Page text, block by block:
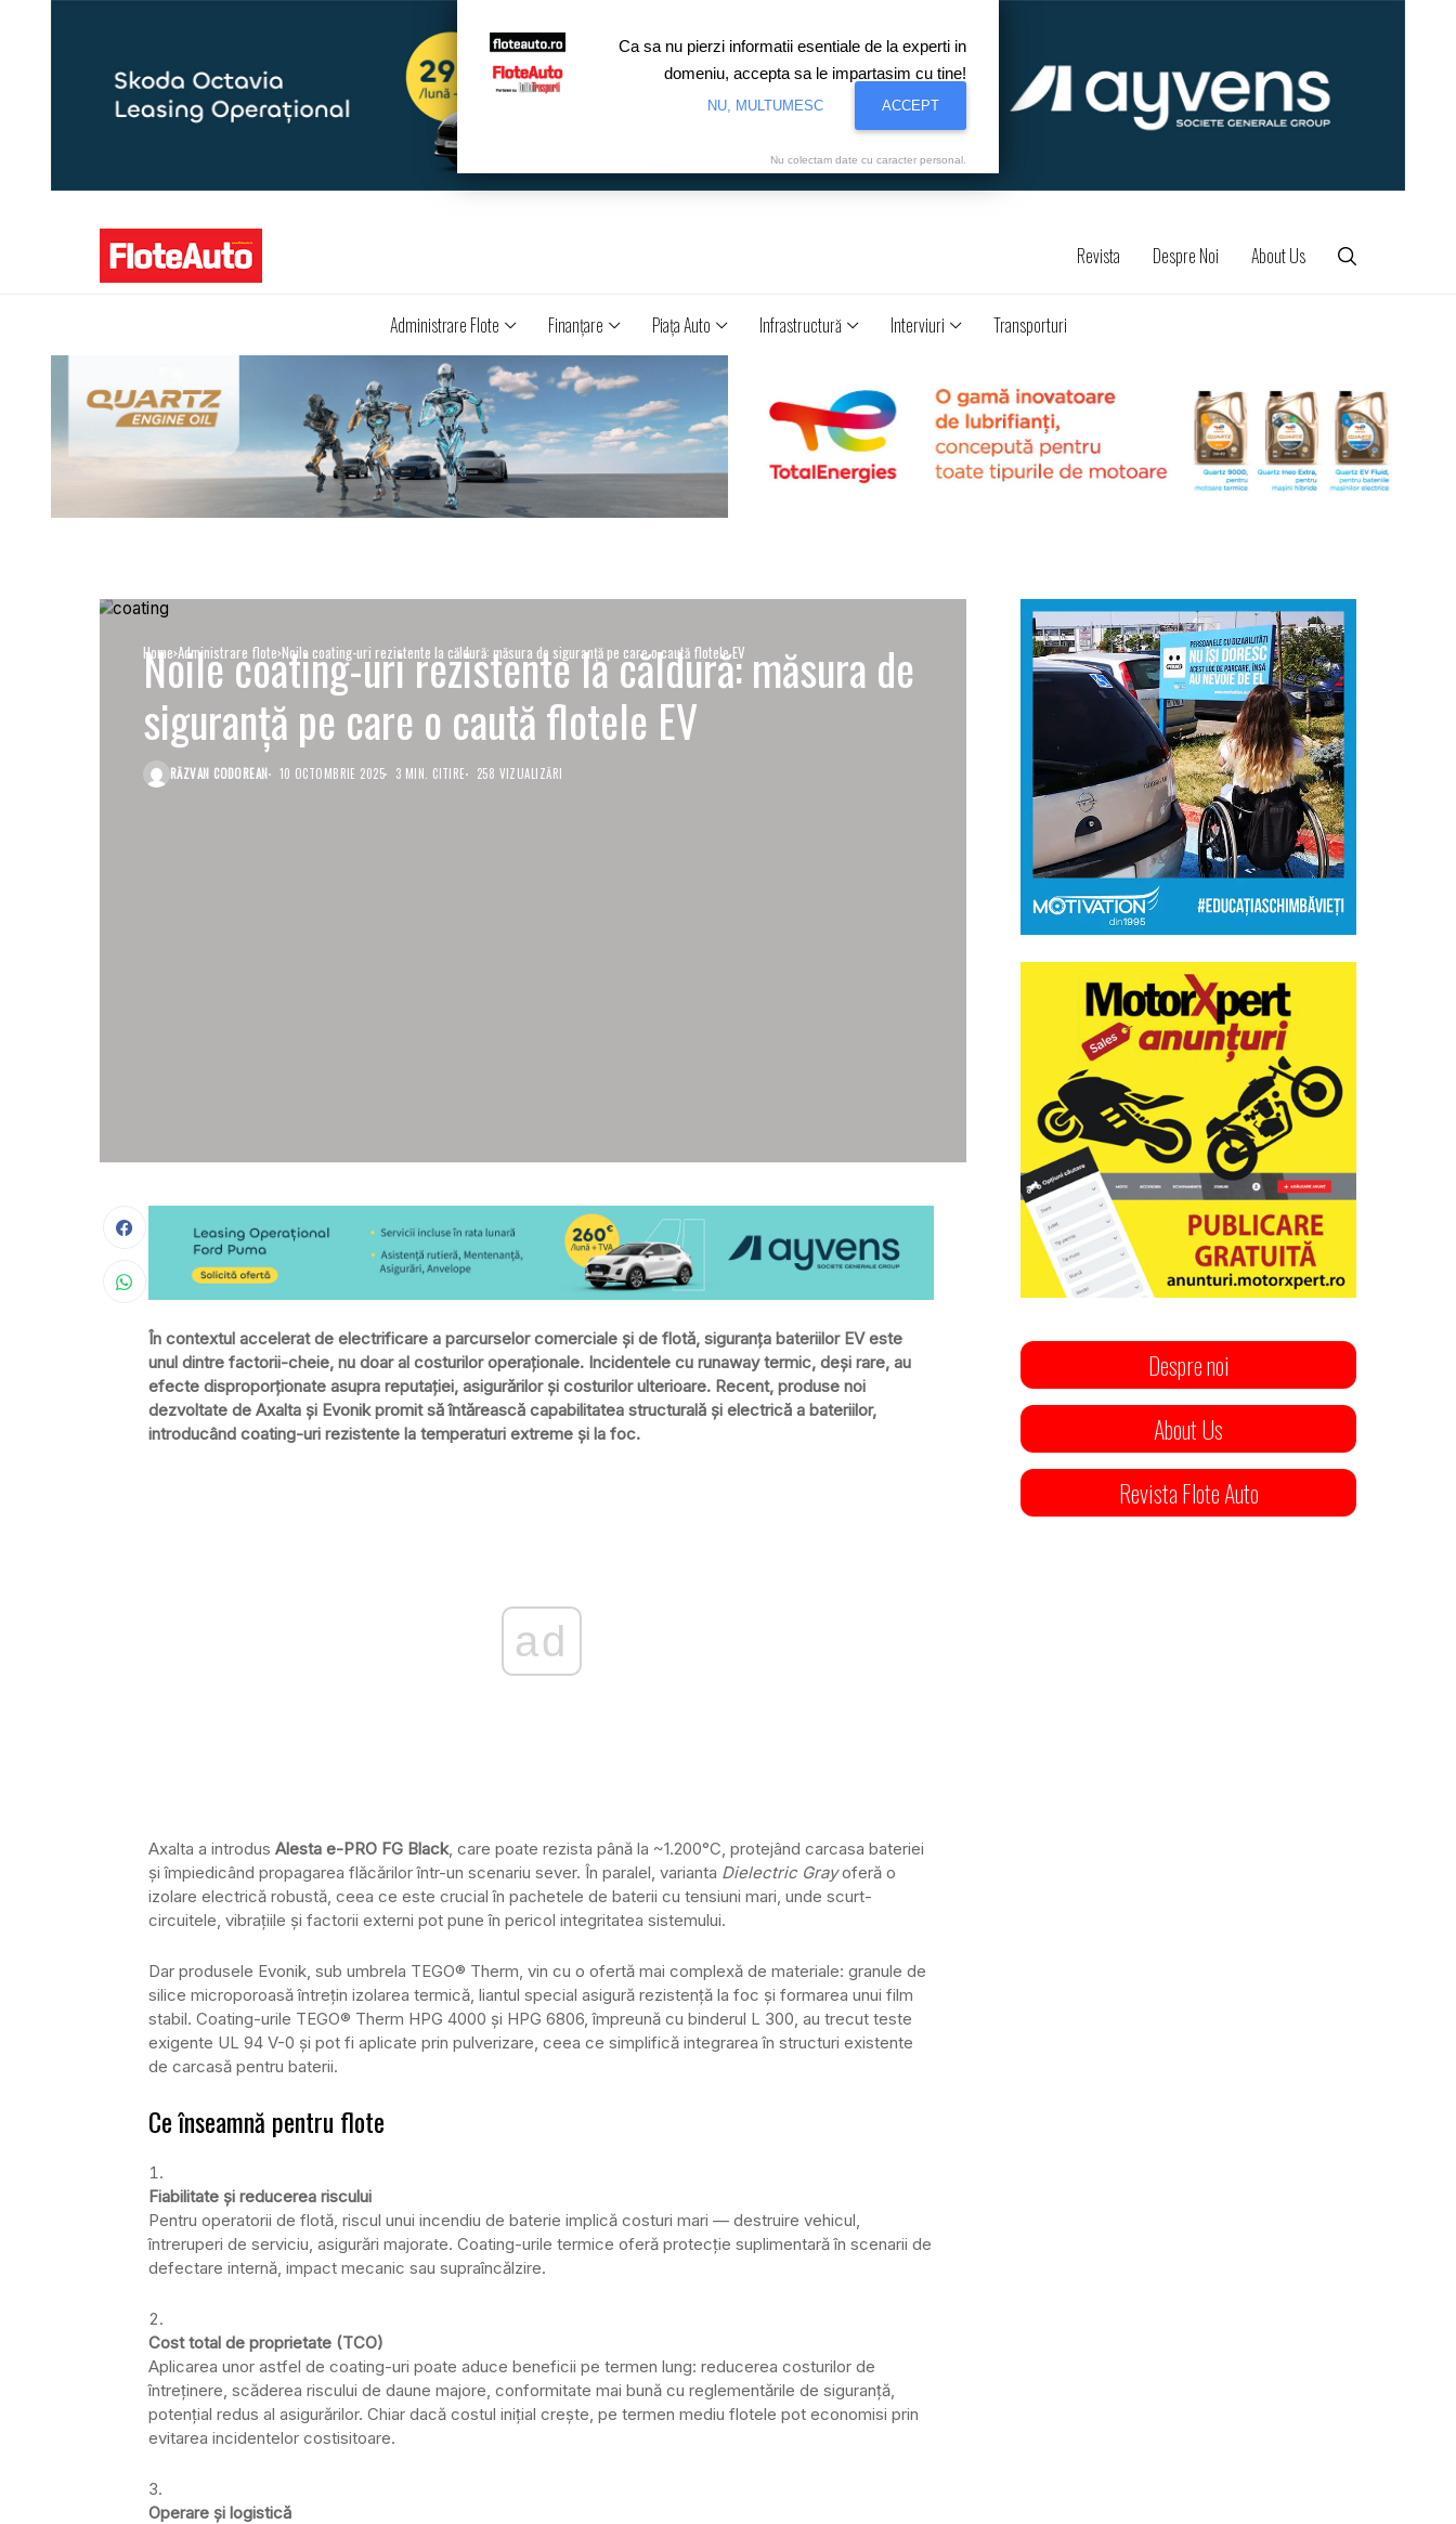
Revista Despre Noi About Us
Administrare Flote Finanţare Piaţa Auto Infrastructură Interviuri Transporturi
Home Administrare flote Noile coating-uri rezistente la căldură: măsura de siguranță pe care o caută flotele EV
Noile coating-uri rezistente la căldură: măsura de
siguranță pe care o caută flotele EV
RĂZVAN CODOREAN 10 OCTOMBRIE 2025 3 MIN. CITIRE 258 VIZUALIZĂRI
În contextul accelerat de electrificare a parcurselor comerciale și de flotă, siguranța bateriilor EV este
unul dintre factorii-cheie, nu doar al costurilor operaționale. Incidentele cu runaway termic, deși rare, au
efecte disproporționate asupra reputației, asigurărilor și costurilor ulterioare. Recent, produse noi
dezvoltate de Axalta și Evonik promit să întărească capabilitatea structurală și electrică a bateriilor,
introducând coating-uri rezistente la temperaturi extreme și la foc.
ad
Axalta a introdus Alesta e-PRO FG Black, care poate rezista până la ~1.200°C, protejând carcasa bateriei
și împiedicând propagarea flăcărilor într-un scenariu sever. În paralel, varianta Dielectric Grayoferă o
izolare electrică robustă, ceea ce este crucial în pachetele de baterii cu tensiuni mari, unde scurt-
circuitele, vibrațiile și factorii externi pot pune în pericol integritatea sistemului.
Dar produsele Evonik, sub umbrela TEGO® Therm, vin cu o ofertă mai complexă de materiale: granule de
silice microporoasă întrețin izolarea termică, liantul special asigură rezistență la foc și formarea unui film
stabil. Coating-urile TEGO® Therm HPG 4000 și HPG 6806, împreună cu binderul L 300, au trecut teste
exigente UL 94 V-0 și pot fi aplicate prin pulverizare, ceea ce simplifică integrarea în structuri existente
de carcasă pentru baterii.
Ce înseamnă pentru flote
Fiabilitate și reducerea riscului
Pentru operatorii de flotă, riscul unui incendiu de baterie implică costuri mari — destruire vehicul,
întreruperi de serviciu, asigurări majorate. Coating-urile termice oferă protecție suplimentară în scenarii de
defectare internă, impact mecanic sau supraîncălzire.
Cost total de proprietate (TCO)
Aplicarea unor astfel de coating-uri poate aduce beneficii pe termen lung: reducerea costurilor de
întreținere, scăderea riscului de daune majore, conformitate mai bună cu reglementările de siguranță,
potențial redus al asigurărilor. Chiar dacă costul inițial crește, pe termen mediu flotele pot economisi prin
evitarea incidentelor costisitoare.
Operare și logistică
Despre noi
About Us
Revista Flote Auto
Ca sa nu pierzi informatii esentiale de la experti in
domeniu, accepta sa le impartasim cu tine!
NU, MULTUMESC ACCEPT
Nu colectam date cu caracter personal.